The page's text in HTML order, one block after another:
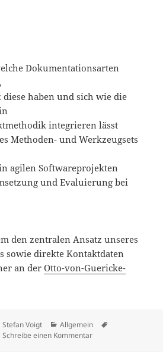
Dokumentationsarten
diese haben und sich wie die
integrieren lässt
Methoden- und Werkzeugsets
agilen Softwareprojekten
und Evaluierung bei
den zentralen Ansatz unseres
sowie direkte Kontaktdaten
an derOtto-von-Guericke-
Autor
Stefan Voigt Kategorien
Allgemein
Schreibe einen Kommentarzu Projektflyer als